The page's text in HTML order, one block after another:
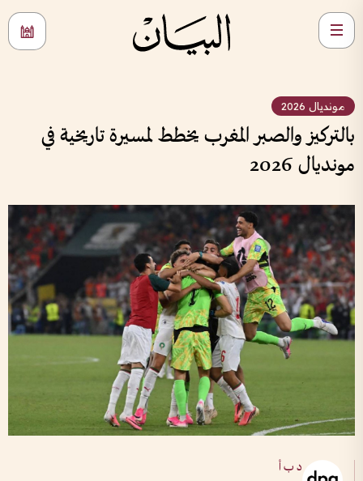
مونديال 2026
بالتركيز والصبر المغرب يخطط لمسيرة تاريخية في
مونديال 2026
د ب أ